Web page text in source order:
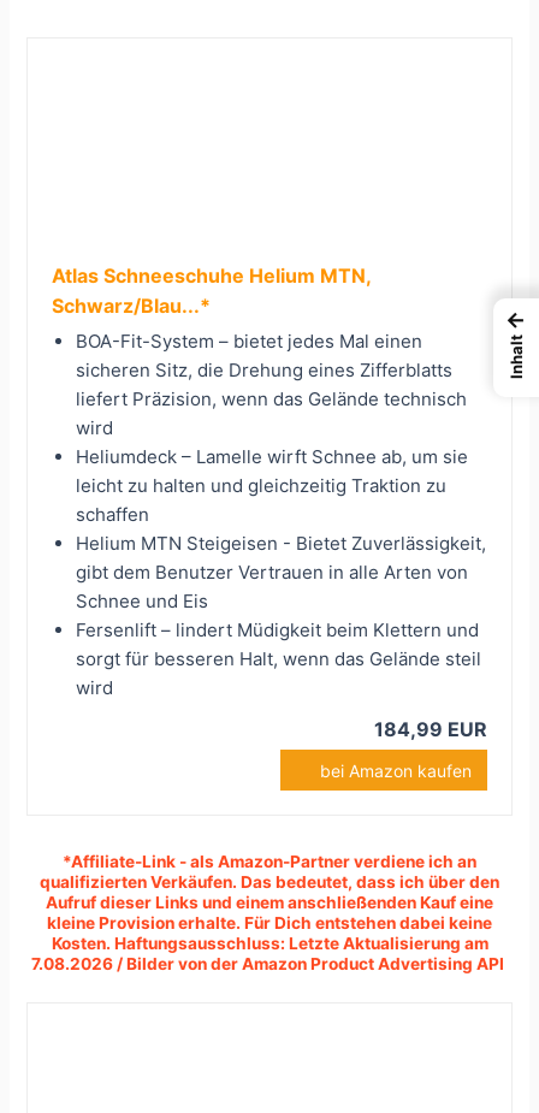
Atlas Schneeschuhe Helium MTN,
Schwarz/Blau...*
BOA-Fit-System – bietet jedes Mal einen
sicheren Sitz, die Drehung eines Zifferblatts
liefert Präzision, wenn das Gelände technisch
wird
Heliumdeck – Lamelle wirft Schnee ab, um sie
leicht zu halten und gleichzeitig Traktion zu
schaffen
Helium MTN Steigeisen - Bietet Zuverlässigkeit,
gibt dem Benutzer Vertrauen in alle Arten von
Schnee und Eis
Fersenlift – lindert Müdigkeit beim Klettern und
sorgt für besseren Halt, wenn das Gelände steil
wird
184,99 EUR
bei Amazon kaufen
*Affiliate-Link - als Amazon-Partner verdiene ich an
qualifizierten Verkäufen. Das bedeutet, dass ich über den
Aufruf dieser Links und einem anschließenden Kauf eine
kleine Provision erhalte. Für Dich entstehen dabei keine
Kosten. Haftungsausschluss: Letzte Aktualisierung am
7.08.2026 / Bilder von der Amazon Product Advertising API
←
Inhalt